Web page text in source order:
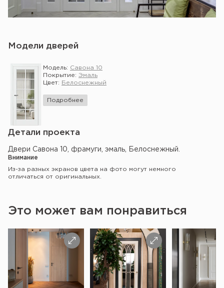
Модели дверей
Модель: Савона 10
Покрытие: Эмаль
Цвет:
Белоснежный
Подробнее
Детали проекта
Двери Савона 10, фрамуги, эмаль, Белоснежный.
Внимание
Из-за разных экранов цвета на фото могут немного
отличаться от оригинальных.
Это может вам понравиться